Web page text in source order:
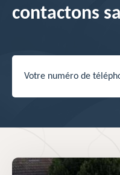
contactons